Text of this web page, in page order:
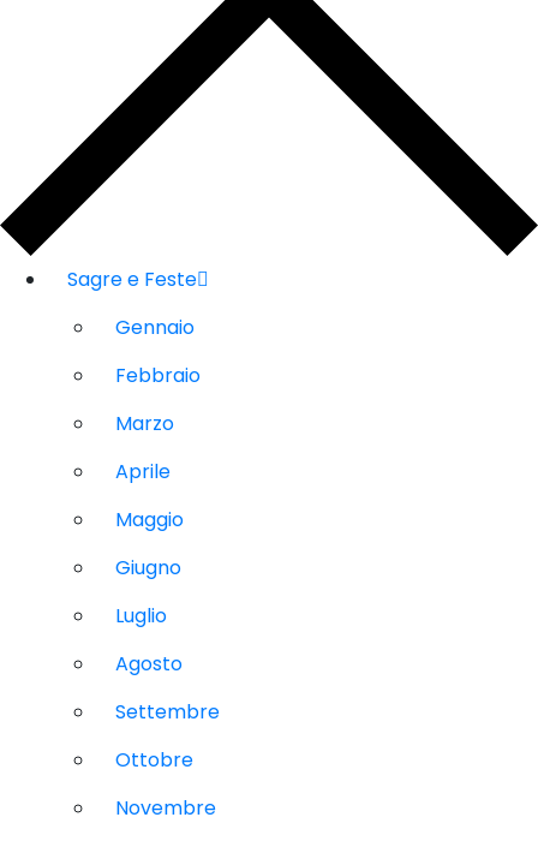
Sagre e Feste
Gennaio
Febbraio
Marzo
Aprile
Maggio
Giugno
Luglio
Agosto
Settembre
Ottobre
Novembre